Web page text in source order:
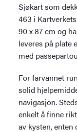
Sjøkart som
463 i
90 x 87 cm og
leveres på plate
med
For farvannet
solid
navigasjon.
enkelt å finne
av kysten,